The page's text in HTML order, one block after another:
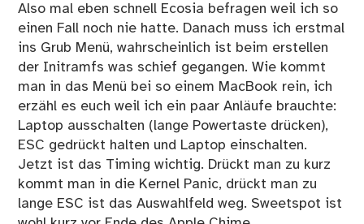
Also mal eben schnell Ecosia befragen weil ich so
einen Fall noch nie hatte. Danach muss ich erstmal
ins Grub Menü, wahrscheinlich ist beim erstellen
der Initramfs was schief gegangen. Wie kommt
man in das Menü bei so einem MacBook rein, ich
erzähl es euch weil ich ein paar Anläufe brauchte:
Laptop ausschalten (lange Powertaste drücken),
ESC gedrückt halten und Laptop einschalten.
Jetzt ist das Timing wichtig. Drückt man zu kurz
kommt man in die Kernel Panic, drückt man zu
lange ESC ist das Auswahlfeld weg. Sweetspot ist